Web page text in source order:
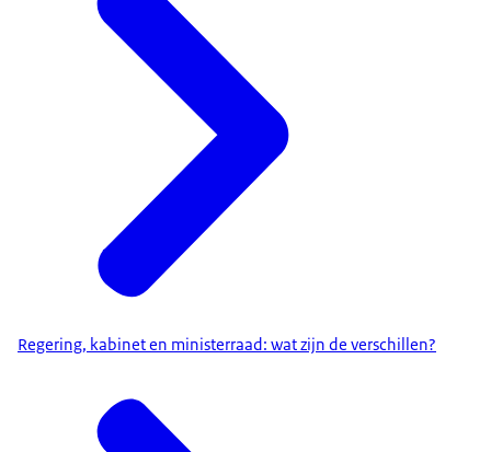
Regering, kabinet en ministerraad: wat zijn de verschillen?